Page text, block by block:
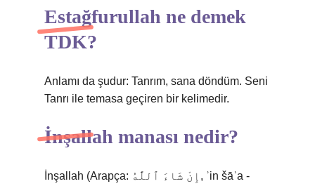
Estağfurullah ne demek
TDK?
Anlamı da şudur: Tanrım, sana döndüm. Seni
Tanrı ile temasa geçiren bir kelimedir.
İnşallah manası nedir?
İnşallah (Arapça: إِنْ شَاءَ ٱللَّٰهُ, ʾin šāʾa -